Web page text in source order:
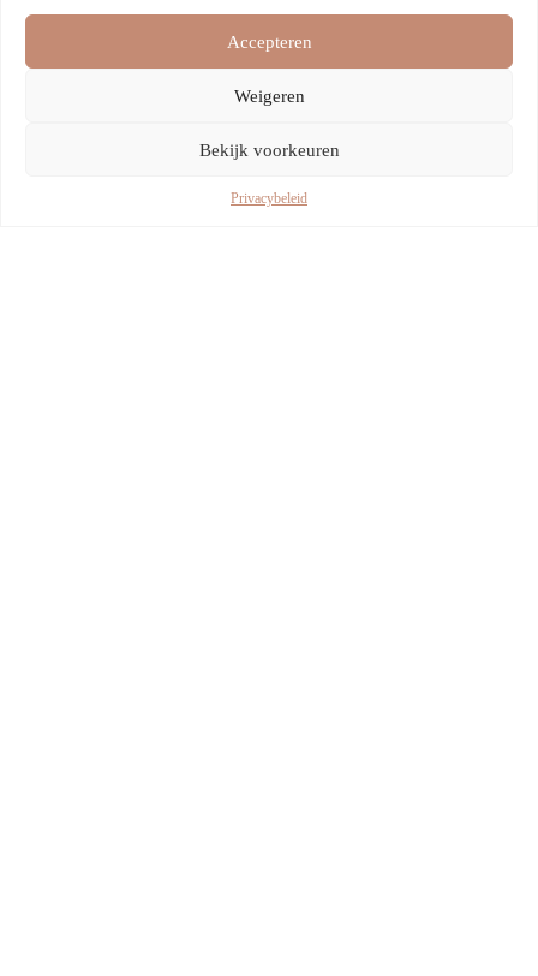
Accepteren
Weigeren
Bekijk voorkeuren
Privacybeleid